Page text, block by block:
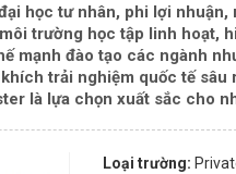
học tư nhân, phi lợi
trường học tập linh hoạt,
mạnh đào tạo các ngành
trải nghiệm quốc tế
là lựa chọn xuất sắc cho
Loại trường: